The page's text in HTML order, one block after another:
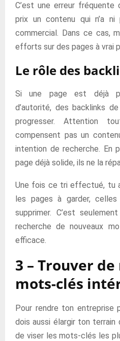
C’est une erreur fréquente
prix un contenu qui n’a
commercial. Dans ce cas,
efforts sur des pages à vrai
Le rôle des
Si une page est déjà
d’autorité, des backlinks
progresser. Attention
compensent pas un
intention de recherche. En
page déjà solide, ils ne la
Une fois ce tri effectué, tu
les pages à garder,
supprimer. C’est
recherche de nouveaux
efficace.
3 – Trouver
mots-clés
Pour rendre ton entreprise
dois aussi élargir ton terrain
de viser les mots-clés les